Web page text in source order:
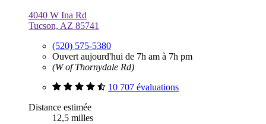
4040 W Ina Rd
Tucson, AZ 85741
(520) 575-5380
Ouvert aujourd'hui de 7h am à 7h pm
(W of Thornydale Rd)
10 707 évaluations
Distance estimée
12,5 milles